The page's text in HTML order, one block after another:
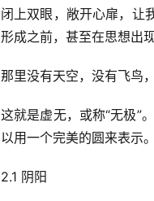
闭上双眼，敞开心扉，让
形成之前，甚至在思想出现
那里没有天空，没有飞鸟
这就是虚无，或称“无极”
以用一个完美的圆来表示
2.1 阴阳